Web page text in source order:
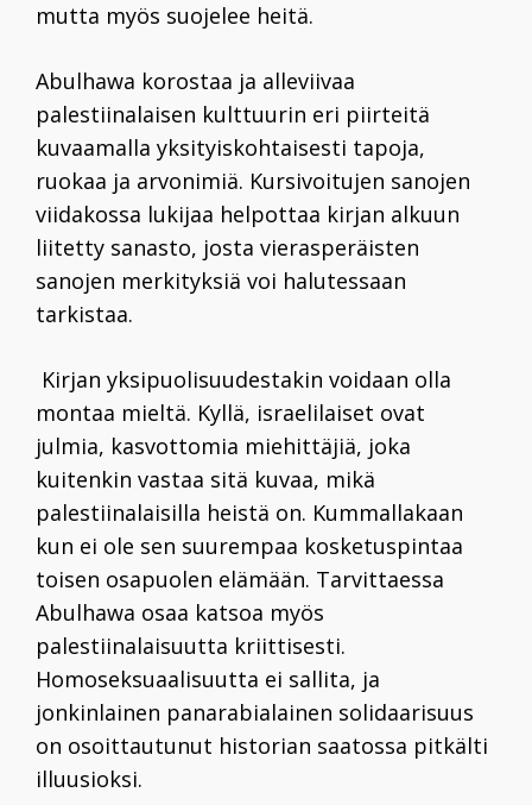
mutta myös suojelee heitä.
Abulhawa korostaa ja alleviivaa
palestiinalaisen kulttuurin eri piirteitä
kuvaamalla yksityiskohtaisesti tapoja,
ruokaa ja arvonimiä. Kursivoitujen sanojen
viidakossa lukijaa helpottaa kirjan alkuun
liitetty sanasto, josta vierasperäisten
sanojen merkityksiä voi halutessaan
tarkistaa.
Kirjan yksipuolisuudestakin voidaan olla
montaa mieltä. Kyllä, israelilaiset ovat
julmia, kasvottomia miehittäjiä, joka
kuitenkin vastaa sitä kuvaa, mikä
palestiinalaisilla heistä on. Kummallakaan
kun ei ole sen suurempaa kosketuspintaa
toisen osapuolen elämään. Tarvittaessa
Abulhawa osaa katsoa myös
palestiinalaisuutta kriittisesti.
Homoseksuaalisuutta ei sallita, ja
jonkinlainen panarabialainen solidaarisuus
on osoittautunut historian saatossa pitkälti
illuusioksi.